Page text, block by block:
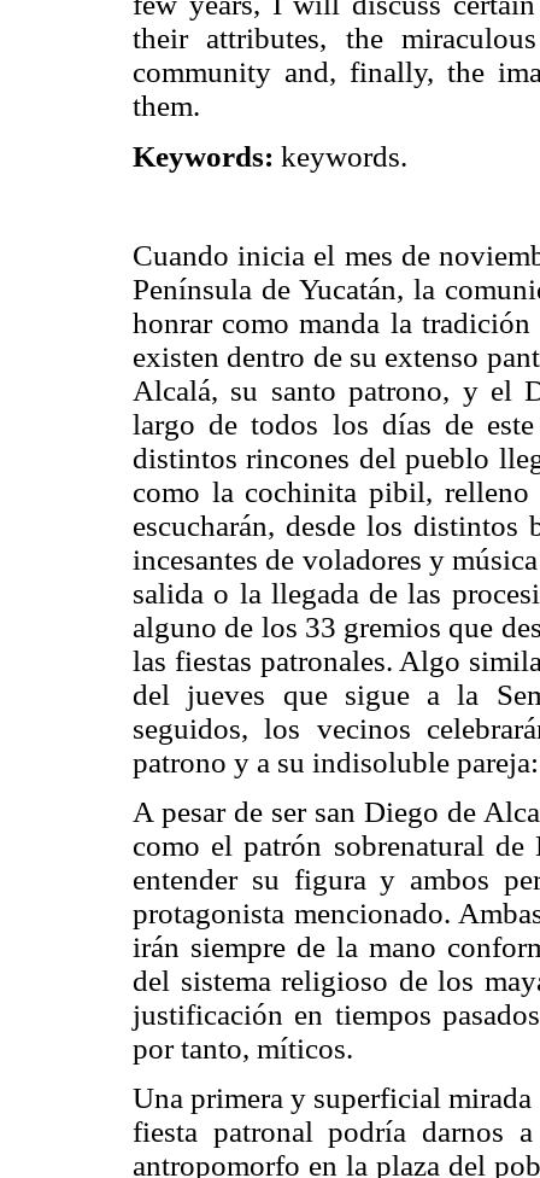
their attributes, the
community and, finally, the
them.
Keywords: keywords.
Cuando inicia el mes de
Península de Yucatán, la
honrar como manda la
existen dentro de su extenso
Alcalá, su santo patrono, y el
largo de todos los días de
distintos rincones del pueblo
como la cochinita pibil, relleno
escucharán, desde los
incesantes de voladores y
salida o la llegada de las
alguno de los 33 gremios que
las fiestas patronales. Algo
del jueves que sigue a la
seguidos, los vecinos
patrono y a su indisoluble
A pesar de ser san Diego de
como el patrón sobrenatural
entender su figura y ambos
protagonista mencionado.
irán siempre de la mano
del sistema religioso de los
justificación en tiempos
por tanto, míticos.
Una primera y superficial
fiesta patronal podría darnos
antropomorfo en la plaza del